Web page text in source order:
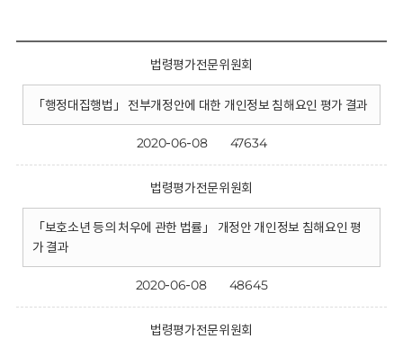
법령평가전문위원회
「행정대집행법」 전부개정안에 대한 개인정보 침해요인 평가 결과
2020-06-08 47634
법령평가전문위원회
「보호소년 등의 처우에 관한 법률」 개정안 개인정보 침해요인 평
가 결과
2020-06-08 48645
법령평가전문위원회